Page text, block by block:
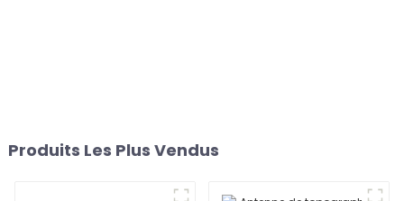
Produits Les Plus Vendus